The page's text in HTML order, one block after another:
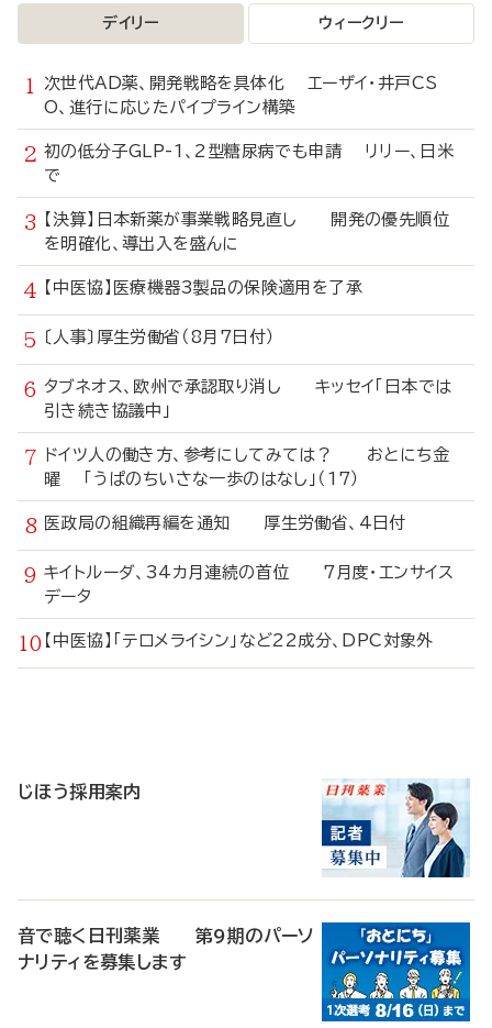
デイリー ウィークリー
次世代AD薬、開発戦略を具体化 エーザイ・井戸CS
O、進行に応じたパイプライン構築
初の低分子GLP-1、2型糖尿病でも申請 リリー、日米
で
【決算】日本新薬が事業戦略見直し 開発の優先順位
を明確化、導出入を盛んに
【中医協】医療機器3製品の保険適用を了承
〔人事〕厚生労働省（8月7日付）
タブネオス、欧州で承認取り消し キッセイ「日本では
引き続き協議中」
ドイツ人の働き方、参考にしてみては？ おとにち金
曜 「うぱのちいさな一歩のはなし」（17）
医政局の組織再編を通知 厚生労働省、4日付
キイトルーダ、34カ月連続の首位 7月度・エンサイス
データ
【中医協】「テロメライシン」など22成分、DPC対象外
じほう採用案内
音で聴く日刊薬業 第9期のパーソ
ナリティを募集します